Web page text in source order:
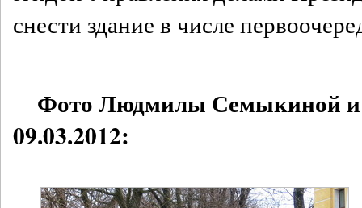
снести здание в числе
Фото Людмилы Семыкиной и
09.03.2012: